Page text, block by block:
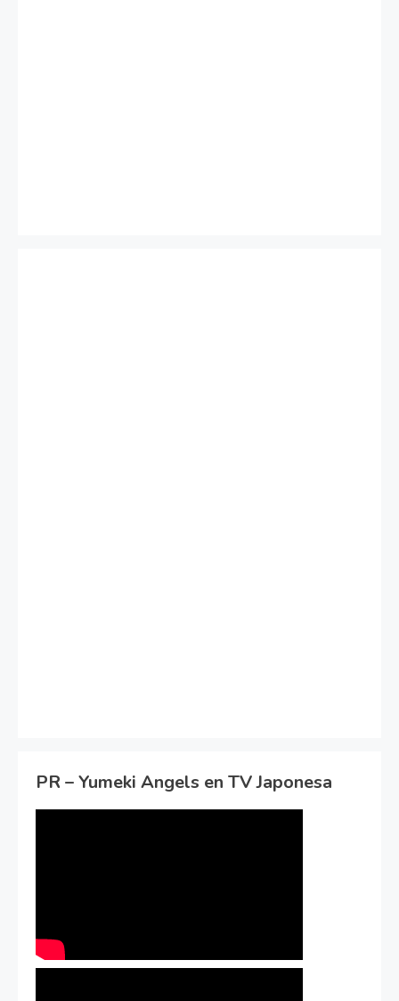
PR – Yumeki Angels en TV Japonesa